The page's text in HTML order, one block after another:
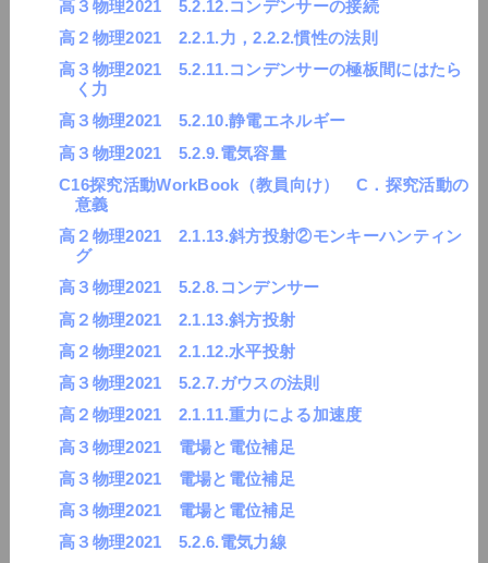
高３物理2021 5.2.12.コンデンサーの接続
高２物理2021 2.2.1.力，2.2.2.慣性の法則
高３物理2021 5.2.11.コンデンサーの極板間にはたら
く力
高３物理2021 5.2.10.静電エネルギー
高３物理2021 5.2.9.電気容量
C16探究活動WorkBook（教員向け） C．探究活動の
意義
高２物理2021 2.1.13.斜方投射②モンキーハンティン
グ
高３物理2021 5.2.8.コンデンサー
高２物理2021 2.1.13.斜方投射
高２物理2021 2.1.12.水平投射
高３物理2021 5.2.7.ガウスの法則
高２物理2021 2.1.11.重力による加速度
高３物理2021 電場と電位補足
高３物理2021 電場と電位補足
高３物理2021 電場と電位補足
高３物理2021 5.2.6.電気力線